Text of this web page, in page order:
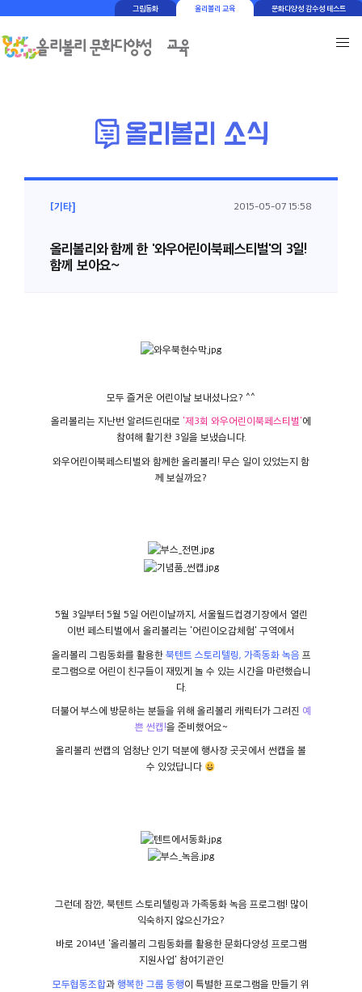
그림동화 올리볼리 교육 문화다양성 감수성 테스트
[기타] 2015-05-07 15:58
올리볼리와 함께 한 '와우어린이북페스티벌'의 3일!
함께 보아요~
모두 즐거운 어린이날 보내셨나요? ^^
올리볼리는 지난번 알려드린대로 '제3회 와우어린이북페스티벌'에
참여해 활기찬 3일을 보냈습니다.
와우어린이북페스티벌와 함께한 올리볼리! 무슨 일이 있었는지 함
께 보실까요?
5월 3일부터 5월 5일 어린이날까지, 서울월드컵경기장에서 열린
이번 페스티벌에서 올리볼리는 '어린이오감체험' 구역에서
올리볼리 그림동화를 활용한북텐트 스토리텔링, 가족동화 녹음 프
로그램으로 어린이 친구들이 재밌게 놀 수 있는 시간을 마련했습니
다.
더불어 부스에 방문하는 분들을 위해 올리볼리 캐릭터가 그려진 예
쁜 썬캡!을 준비했어요~
올리볼리 썬캡의 엄청난 인기 덕분에 행사장 곳곳에서 썬캡을 볼
수 있었답니다
그런데 잠깐, 북텐트 스토리텔링과 가족동화 녹음 프로그램! 많이
익숙하지 않으신가요?
바로 2014년 '올리볼리 그림동화를 활용한 문화다양성 프로그램
지원사업' 참여기관인
모두협동조합과 행복한 그룹 동행이 특별한 프로그램을 만들기 위